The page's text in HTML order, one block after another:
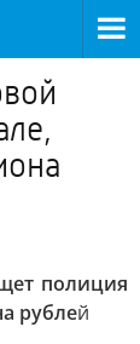
полиция
рублей